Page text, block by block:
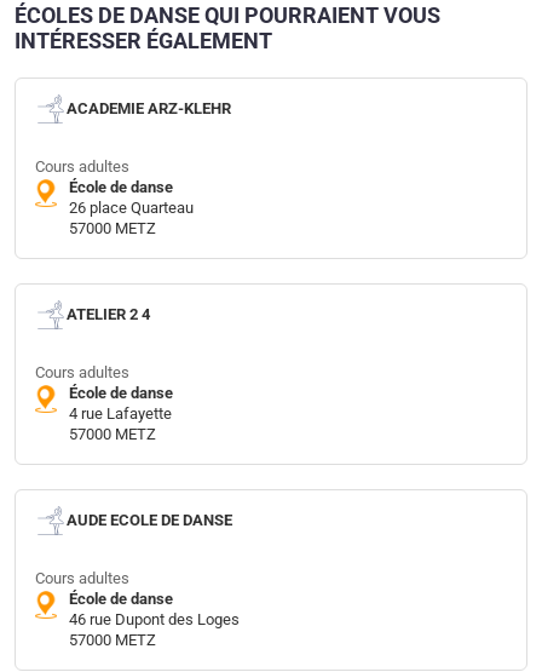
ÉCOLES DE DANSE QUI POURRAIENT VOUS
INTÉRESSER ÉGALEMENT
ACADEMIE ARZ-KLEHR
Cours adultes
École de danse
26 place Quarteau
57000 METZ
ATELIER 2 4
Cours adultes
École de danse
4 rue Lafayette
57000 METZ
AUDE ECOLE DE DANSE
Cours adultes
École de danse
46 rue Dupont des Loges
57000 METZ